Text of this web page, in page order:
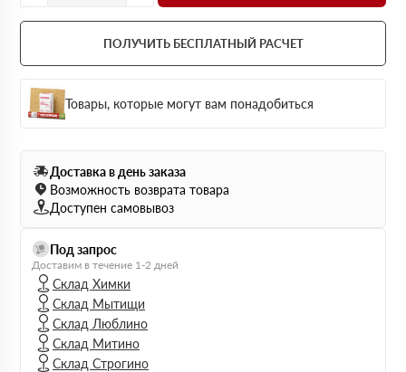
ПОЛУЧИТЬ БЕСПЛАТНЫЙ РАСЧЕТ
Товары, которые могут вам понадобиться
Доставка в день заказа
Возможность возврата товара
Доступен самовывоз
Под запрос
Доставим в течение 1-2 дней
Склад Химки
Склад Мытищи
Склад Люблино
Склад Митино
Склад Строгино